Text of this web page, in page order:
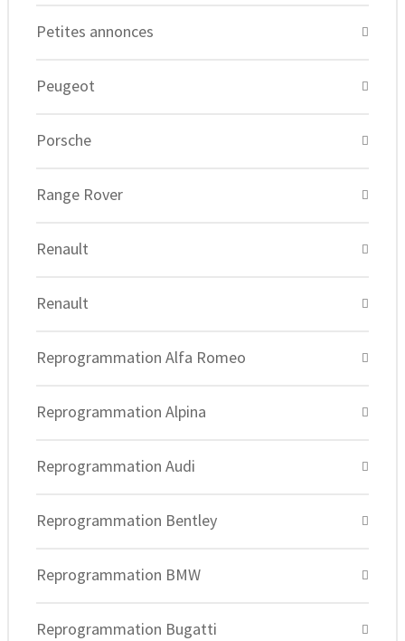
Petites annonces
Peugeot
Porsche
Range Rover
Renault
Renault
Reprogrammation Alfa Romeo
Reprogrammation Alpina
Reprogrammation Audi
Reprogrammation Bentley
Reprogrammation BMW
Reprogrammation Bugatti